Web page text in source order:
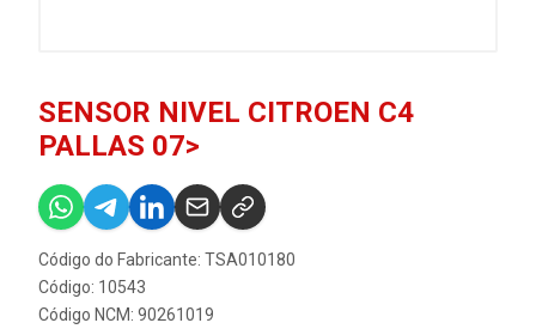
SENSOR NIVEL CITROEN C4
PALLAS 07>
Código do Fabricante: TSA010180
Código: 10543
Código NCM: 90261019